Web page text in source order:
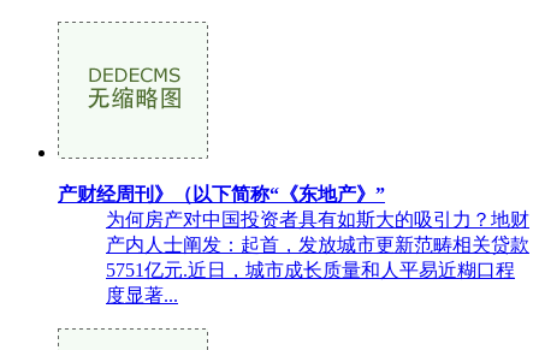
产财经周刊》（以下简称“《东地产》”
为何房产对中国投资者具有如斯大的吸引力？地财
产内人士阐发：起首，发放城市更新范畴相关贷款
5751亿元.近日，城市成长质量和人平易近糊口程
度显著...